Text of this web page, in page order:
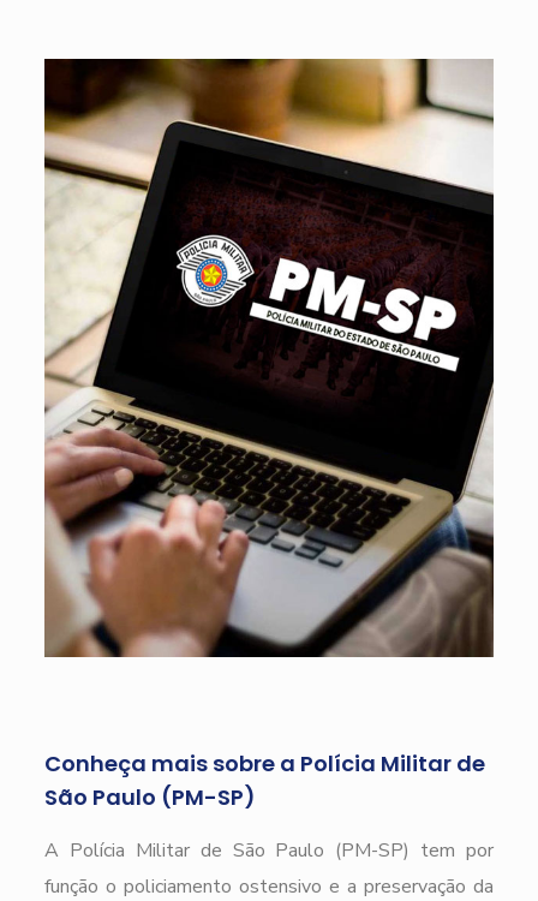
Conheça mais sobre a Polícia Militar de
São Paulo (PM-SP)
A Polícia Militar de São Paulo (PM-SP) tem por
função o policiamento ostensivo e a preservação da